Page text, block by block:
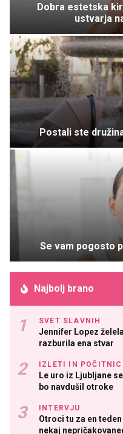
Dobra estetska
ustvarja
Postali ste
Se vam pogosto
Najbolj brano
SVET SLAVNIH
Jennifer Lopez
razburila ena stvar
IZLETI IN
Le uro iz Ljubljane
bo navdušil otroke
INTERVJU
Otroci tu za en
nekaj